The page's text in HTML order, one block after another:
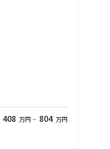
408 万円 ~ 804 万円